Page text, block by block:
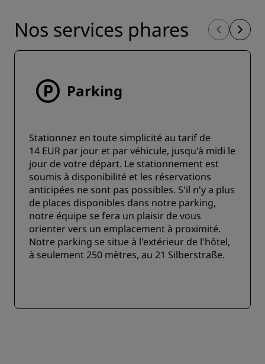
Nos services phares
Parking
Stationnez en toute simplicité au tarif de
14 EUR par jour et par véhicule, jusqu'à midi le
jour de votre départ. Le stationnement est
soumis à disponibilité et les réservations
anticipées ne sont pas possibles. S'il n'y a plus
de places disponibles dans notre parking,
notre équipe se fera un plaisir de vous
orienter vers un emplacement à proximité.
Notre parking se situe à l'extérieur de l'hôtel,
à seulement 250 mètres, au 21 Silberstraße.